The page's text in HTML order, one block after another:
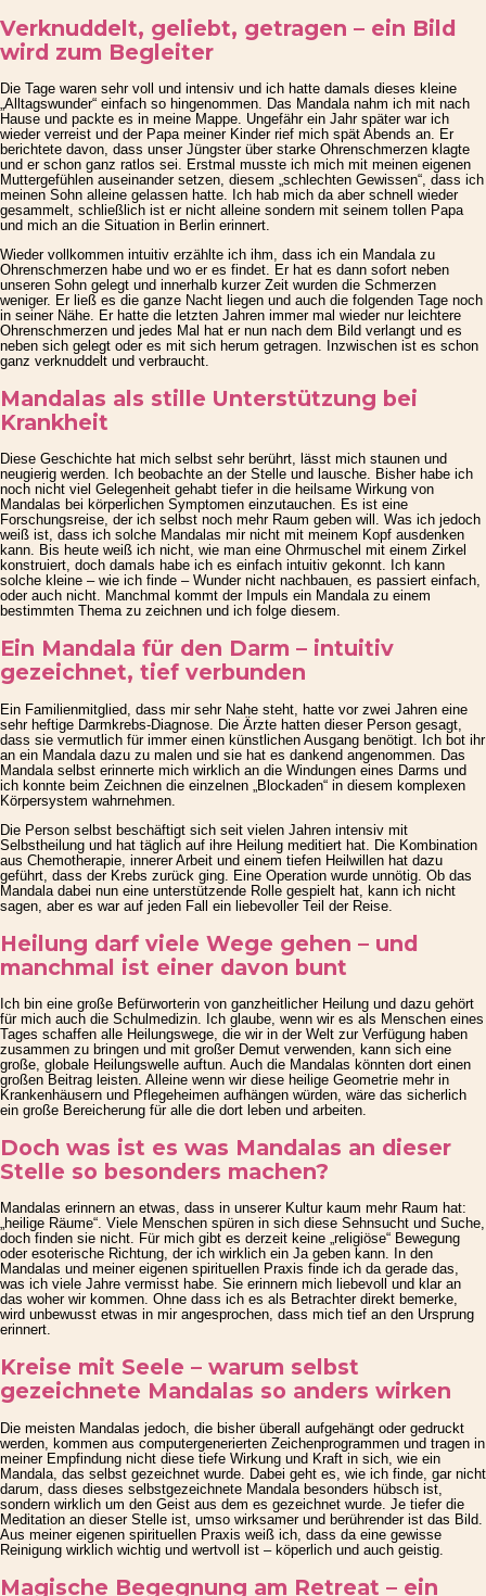
Verknuddelt, geliebt, getragen – ein Bild
wird zum Begleiter
Die Tage waren sehr voll und intensiv und ich hatte damals dieses kleine
„Alltagswunder“ einfach so hingenommen. Das Mandala nahm ich mit nach
Hause und packte es in meine Mappe. Ungefähr ein Jahr später war ich
wieder verreist und der Papa meiner Kinder rief mich spät Abends an. Er
berichtete davon, dass unser Jüngster über starke Ohrenschmerzen klagte
und er schon ganz ratlos sei. Erstmal musste ich mich mit meinen eigenen
Muttergefühlen auseinander setzen, diesem „schlechten Gewissen“, dass ich
meinen Sohn alleine gelassen hatte. Ich hab mich da aber schnell wieder
gesammelt, schließlich ist er nicht alleine sondern mit seinem tollen Papa
und mich an die Situation in Berlin erinnert.
Wieder vollkommen intuitiv erzählte ich ihm, dass ich ein Mandala zu
Ohrenschmerzen habe und wo er es findet. Er hat es dann sofort neben
unseren Sohn gelegt und innerhalb kurzer Zeit wurden die Schmerzen
weniger. Er ließ es die ganze Nacht liegen und auch die folgenden Tage noch
in seiner Nähe. Er hatte die letzten Jahren immer mal wieder nur leichtere
Ohrenschmerzen und jedes Mal hat er nun nach dem Bild verlangt und es
neben sich gelegt oder es mit sich herum getragen. Inzwischen ist es schon
ganz verknuddelt und verbraucht.
Mandalas als stille Unterstützung bei
Krankheit
Diese Geschichte hat mich selbst sehr berührt, lässt mich staunen und
neugierig werden. Ich beobachte an der Stelle und lausche. Bisher habe ich
noch nicht viel Gelegenheit gehabt tiefer in die heilsame Wirkung von
Mandalas bei körperlichen Symptomen einzutauchen. Es ist eine
Forschungsreise, der ich selbst noch mehr Raum geben will. Was ich jedoch
weiß ist, dass ich solche Mandalas mir nicht mit meinem Kopf ausdenken
kann. Bis heute weiß ich nicht, wie man eine Ohrmuschel mit einem Zirkel
konstruiert, doch damals habe ich es einfach intuitiv gekonnt. Ich kann
solche kleine – wie ich finde – Wunder nicht nachbauen, es passiert einfach,
oder auch nicht. Manchmal kommt der Impuls ein Mandala zu einem
bestimmten Thema zu zeichnen und ich folge diesem.
Ein Mandala für den Darm – intuitiv
gezeichnet, tief verbunden
Ein Familienmitglied, dass mir sehr Nahe steht, hatte vor zwei Jahren eine
sehr heftige Darmkrebs-Diagnose. Die Ärzte hatten dieser Person gesagt,
dass sie vermutlich für immer einen künstlichen Ausgang benötigt. Ich bot ihr
an ein Mandala dazu zu malen und sie hat es dankend angenommen. Das
Mandala selbst erinnerte mich wirklich an die Windungen eines Darms und
ich konnte beim Zeichnen die einzelnen „Blockaden“ in diesem komplexen
Körpersystem wahrnehmen.
Die Person selbst beschäftigt sich seit vielen Jahren intensiv mit
Selbstheilung und hat täglich auf ihre Heilung meditiert hat. Die Kombination
aus Chemotherapie, innerer Arbeit und einem tiefen Heilwillen hat dazu
geführt, dass der Krebs zurück ging. Eine Operation wurde unnötig. Ob das
Mandala dabei nun eine unterstützende Rolle gespielt hat, kann ich nicht
sagen, aber es war auf jeden Fall ein liebevoller Teil der Reise.
Heilung darf viele Wege gehen – und
manchmal ist einer davon bunt
Ich bin eine große Befürworterin von ganzheitlicher Heilung und dazu gehört
für mich auch die Schulmedizin. Ich glaube, wenn wir es als Menschen eines
Tages schaffen alle Heilungswege, die wir in der Welt zur Verfügung haben
zusammen zu bringen und mit großer Demut verwenden, kann sich eine
große, globale Heilungswelle auftun. Auch die Mandalas könnten dort einen
großen Beitrag leisten. Alleine wenn wir diese heilige Geometrie mehr in
Krankenhäusern und Pflegeheimen aufhängen würden, wäre das sicherlich
ein große Bereicherung für alle die dort leben und arbeiten.
Doch was ist es was Mandalas an dieser
Stelle so besonders machen?
Mandalas erinnern an etwas, dass in unserer Kultur kaum mehr Raum hat:
„heilige Räume“. Viele Menschen spüren in sich diese Sehnsucht und Suche,
doch finden sie nicht. Für mich gibt es derzeit keine „religiöse“ Bewegung
oder esoterische Richtung, der ich wirklich ein Ja geben kann. In den
Mandalas und meiner eigenen spirituellen Praxis finde ich da gerade das,
was ich viele Jahre vermisst habe. Sie erinnern mich liebevoll und klar an
das woher wir kommen. Ohne dass ich es als Betrachter direkt bemerke,
wird unbewusst etwas in mir angesprochen, dass mich tief an den Ursprung
erinnert.
Kreise mit Seele – warum selbst
gezeichnete Mandalas so anders wirken
Die meisten Mandalas jedoch, die bisher überall aufgehängt oder gedruckt
werden, kommen aus computergenerierten Zeichenprogrammen und tragen in
meiner Empfindung nicht diese tiefe Wirkung und Kraft in sich, wie ein
Mandala, das selbst gezeichnet wurde. Dabei geht es, wie ich finde, gar nicht
darum, dass dieses selbstgezeichnete Mandala besonders hübsch ist,
sondern wirklich um den Geist aus dem es gezeichnet wurde. Je tiefer die
Meditation an dieser Stelle ist, umso wirksamer und berührender ist das Bild.
Aus meiner eigenen spirituellen Praxis weiß ich, dass da eine gewisse
Reinigung wirklich wichtig und wertvoll ist – köperlich und auch geistig.
Magische Begegnung am Retreat – ein